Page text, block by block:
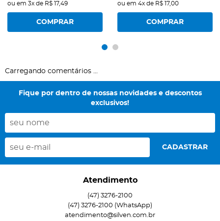
ou em 3x de R$ 17,49
COMPRAR
ou em 4x de R$ 17,00
COMPRAR
Carregando comentários ...
Fique por dentro de nossas novidades e descontos
exclusivos!
CADASTRAR
Atendimento
(47) 3276-2100
(47) 3276-2100 (WhatsApp)
atendimento@silven.com.br